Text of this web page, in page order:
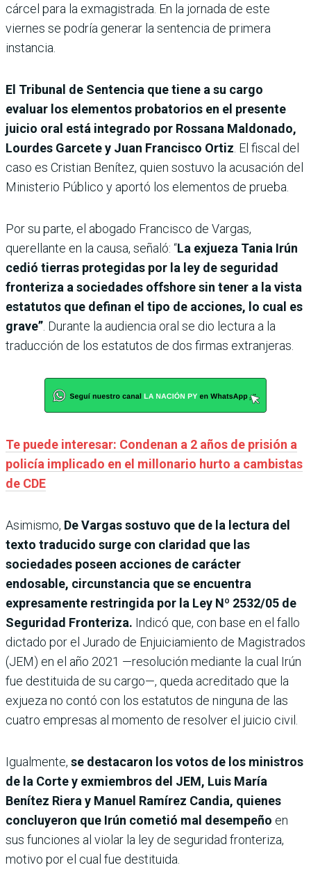
cárcel para la exmagistrada. En la jornada de este
viernes se podría generar la sentencia de primera
instancia.
El Tribunal de Sentencia que tiene a su cargo
evaluar los elementos probatorios en el presente
juicio oral está integrado por Rossana Maldonado,
Lourdes Garcete y Juan Francisco Ortiz . El fiscal del
caso es Cristian Benítez, quien sostuvo la acusación del
Ministerio Público y aportó los elementos de prueba.
Por su parte, el abogado Francisco de Vargas,
querellante en la causa, señaló: “La exjueza Tania Irún
cedió tierras protegidas por la ley de seguridad
fronteriza a sociedades offshore sin tener a la vista
estatutos que definan el tipo de acciones, lo cual es
grave” . Durante la audiencia oral se dio lectura a la
traducción de los estatutos de dos firmas extranjeras.
Te puede interesar: Condenan a 2 años de prisión a
policía implicado en el millonario hurto a cambistas
de CDE
Asimismo, De Vargas sostuvo que de la lectura del
texto traducido surge con claridad que las
sociedades poseen acciones de carácter
endosable, circunstancia que se encuentra
expresamente restringida por la Ley Nº 2532/05 de
Seguridad Fronteriza. Indicó que, con base en el fallo
dictado por el Jurado de Enjuiciamiento de Magistrados
(JEM) en el año 2021 —resolución mediante la cual Irún
fue destituida de su cargo—, queda acreditado que la
exjueza no contó con los estatutos de ninguna de las
cuatro empresas al momento de resolver el juicio civil.
Igualmente, se destacaron los votos de los ministros
de la Corte y exmiembros del JEM, Luis María
Benítez Riera y Manuel Ramírez Candia, quienes
concluyeron que Irún cometió mal desempeño en
sus funciones al violar la ley de seguridad fronteriza,
motivo por el cual fue destituida.